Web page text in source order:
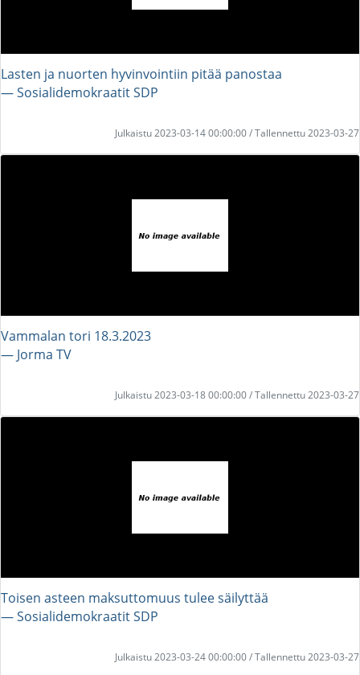
Lasten ja nuorten hyvinvointiin pitää panostaa
― Sosialidemokraatit SDP
Julkaistu 2023-03-14 00:00:00 / Tallennettu 2023-03-27
Vammalan tori 18.3.2023
― Jorma TV
Julkaistu 2023-03-18 00:00:00 / Tallennettu 2023-03-27
Toisen asteen maksuttomuus tulee säilyttää
― Sosialidemokraatit SDP
Julkaistu 2023-03-24 00:00:00 / Tallennettu 2023-03-27